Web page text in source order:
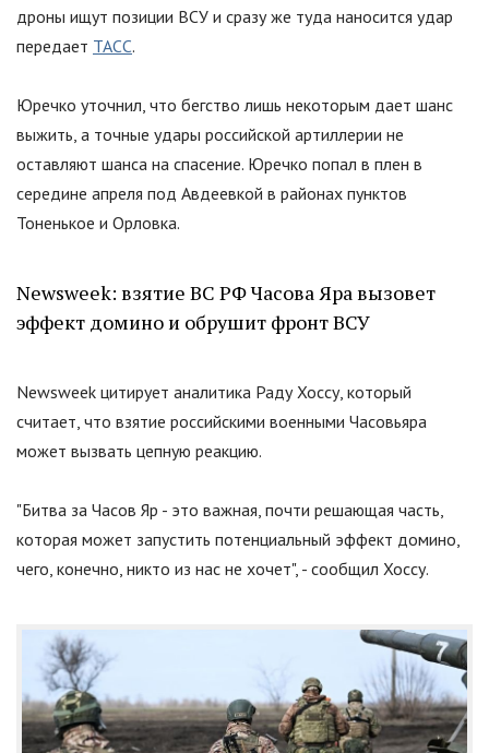
дроны ищут позиции ВСУ и сразу же туда наносится удар
передает ТАСС.
Юречко уточнил, что бегство лишь некоторым дает шанс
выжить, а точные удары российской артиллерии не
оставляют шанса на спасение. Юречко попал в плен в
середине апреля под Авдеевкой в районах пунктов
Тоненькое и Орловка.
Newsweek: взятие ВС РФ Часова Яра вызовет
эффект домино и обрушит фронт ВСУ
Newsweek цитирует аналитика Раду Хоссу, который
считает, что взятие российскими военными Часовьяра
может вызвать цепную реакцию.
"Битва за Часов Яр - это важная, почти решающая часть,
которая может запустить потенциальный эффект домино,
чего, конечно, никто из нас не хочет", - сообщил Хоссу.